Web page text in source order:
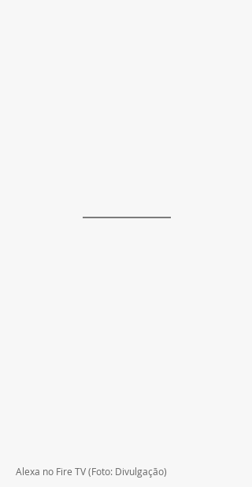
Alexa no Fire TV (Foto: Divulgação)